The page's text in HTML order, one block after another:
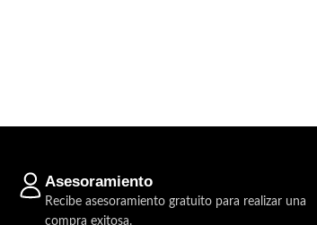
Asesoramiento
Recibe asesoramiento gratuito para realizar una
compra exitosa.